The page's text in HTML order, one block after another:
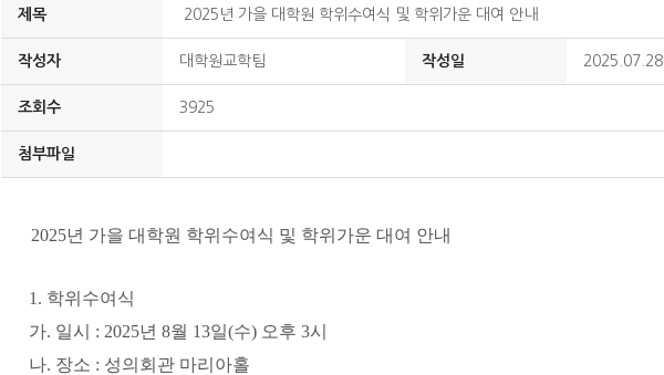
제목 2025년 가을 대학원 학위수여식 및 학위가운 대여 안내
작성자 대학원교학팀 작성일 2025.07.28
조회수 3925
첨부파일
2025년 가을 대학원 학위수여식 및 학위가운 대여 안내
1. 학위수여식
가. 일시 : 2025년 8월 13일(수) 오후 3시
나. 장소 : 성의회관 마리아홀